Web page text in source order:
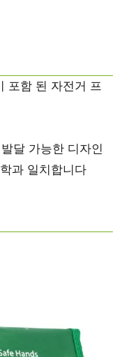
포함 된 자전거 프
달 가능한 디자인
과 일치합니다